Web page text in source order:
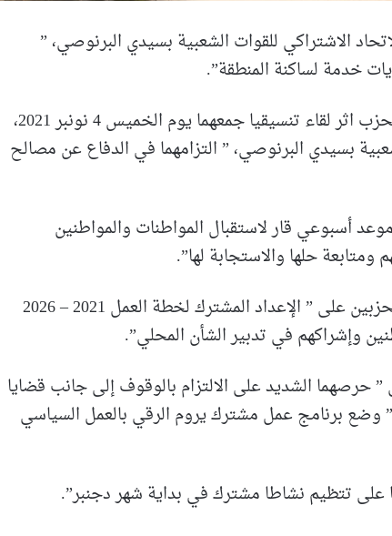
الاشتراكي للقوات الشعبية بسيدي البرنوصي، ”
خدمة لساكنة المنطقة”.
واكد الحزبي في بلاغ مشترك لمكتبي الحزب اثر لقاء تنسيقيا جمعهما يوم الخميس 4 نونبر 2021،
بسيدي البرنوصي، ” التزامهما في الدفاع عن مصالح
أسبوعي قار لاستقبال المواطنات والمواطنين
حلها والاستجابة لها”.
واضاف ذات البلاغ انه تم الاتفاق بين الحزبين على ” الإعداد المشترك لخطة العمل 2021 – 2026
وإشراكهم في تدبير الشأن المحلي”.
حرصهما الشديد على الالتزام بالوقوف إلى جانب قضايا
وضع برنامج عمل مشترك يروم الرقي بالعمل السياسي
على تتظيم نشاطا مشترك في بداية شهر دجنبر”.